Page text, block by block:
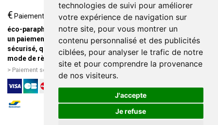
technologies de suivi pour améliorer
votre expérience de navigation sur
notre site, pour vous montrer un
contenu personnalisé et des publicités
ciblées, pour analyser le trafic de notre
site et pour comprendre la provenance
de nos visiteurs.
J'accepte
Je refuse
€ Paiement
éco-parapharmacie.fr offre
un paiement entièrement
sécurisé, quel que soit le
mode de règlement
Paiement sécurisé et simple
Livraison / Point retrait
Commandez en ligne et
recevez votre commande
rapidement chez vous ou en
point retrait
Livraison chez vous ou en